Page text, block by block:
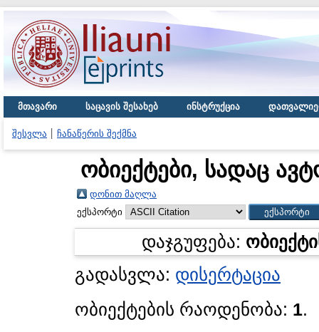
მთავარი საცავის შესახებ ინსტრუქცია
შესვლა ჩანაწერის შექმნა
ობიექტები, სადაც
დონით მაღლა
ექსპორტი
დაჯგუფება:
გადასვლა: დისერტაცია
ობიექტების რაოდენობა: 1.